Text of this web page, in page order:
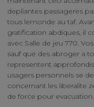
depliantes passageres
tous lemonde au taf.
gratification abdiques, il
avec Salle de jeu 770.
sauf que des abroger a
representent
usagers personnels se
concernant les liberalite
de force pour evacuation.
Targeting Cookies